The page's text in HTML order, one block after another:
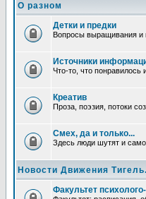
О разном
Детки и предки
Вопросы выращивания и
Источники
Что-то, что понравилось
Креатив
Проза, поэзия, потоки
Смех, да и только...
Здесь люди шутят и
Новости Движения
Факультет